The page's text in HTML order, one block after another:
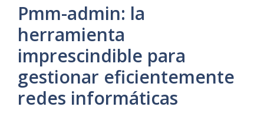
Pmm-admin: la
herramienta
imprescindible para
gestionar eficientemente
redes informáticas